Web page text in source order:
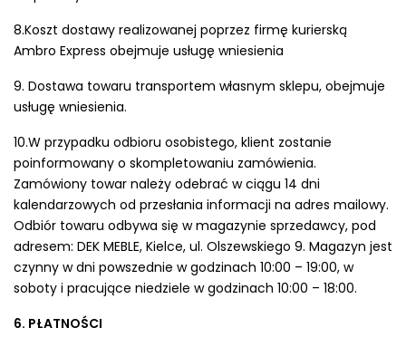
8.Koszt dostawy realizowanej poprzez firmę kurierską
Ambro Express obejmuje usługę wniesienia
9. Dostawa towaru transportem własnym sklepu, obejmuje
usługę wniesienia.
10.W przypadku odbioru osobistego, klient zostanie
poinformowany o skompletowaniu zamówienia.
Zamówiony towar należy odebrać w ciągu 14 dni
kalendarzowych od przesłania informacji na adres mailowy.
Odbiór towaru odbywa się w magazynie sprzedawcy, pod
adresem: DEK MEBLE, Kielce, ul. Olszewskiego 9. Magazyn jest
czynny w dni powszednie w godzinach 10:00 – 19:00, w
soboty i pracujące niedziele w godzinach 10:00 – 18:00.
6. PŁATNOŚCI